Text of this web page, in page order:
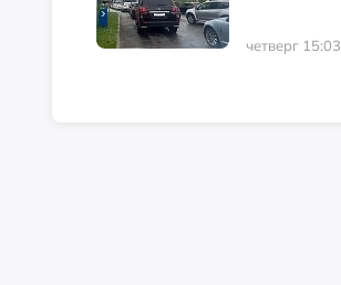
четверг 15:03